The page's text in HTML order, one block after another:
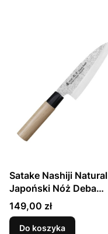
Satake Nashiji Natural
Japoński Nóż Deba
15,5cm
Cena
149,00 zł
Do koszyka